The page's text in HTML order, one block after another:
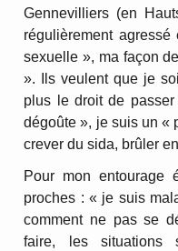
Gennevilliers (en
régulièrement
sexuelle », ma façon
». Ils veulent que je
plus le droit de
dégoûte », je suis un «
crever du sida, brûler
Pour mon entourage
proches : « je suis
comment ne pas se
faire, les situations